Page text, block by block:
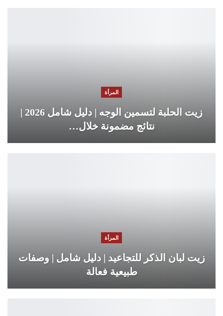
المرأة
زيت الحلبة لتسمين الوجه | دليل شامل 2026 |
نتائج مضمونة خلال…
المرأة
زيت لبان الذكر للتجاعيد | دليل شامل | وصفات
طبيعية فعالة